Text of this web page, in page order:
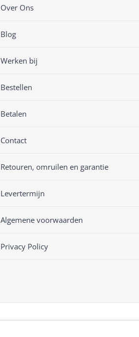
Over Ons
Blog
Werken bij
Bestellen
Betalen
Contact
Retouren, omruilen en garantie
Levertermijn
Algemene voorwaarden
Privacy Policy